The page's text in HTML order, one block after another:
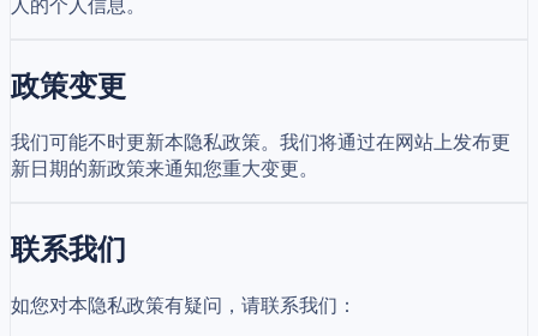
人的个人信息。
政策变更
我们可能不时更新本隐私政策。我们将通过在网站上发布更
新日期的新政策来通知您重大变更。
联系我们
如您对本隐私政策有疑问，请联系我们：